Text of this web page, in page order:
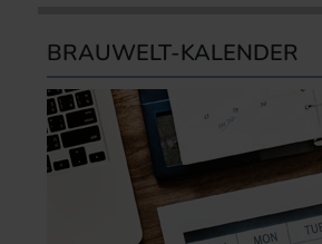
BRAUWELT-KALENDER